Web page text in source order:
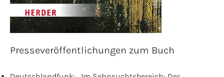
Presseveröffentlichungen zum Buch